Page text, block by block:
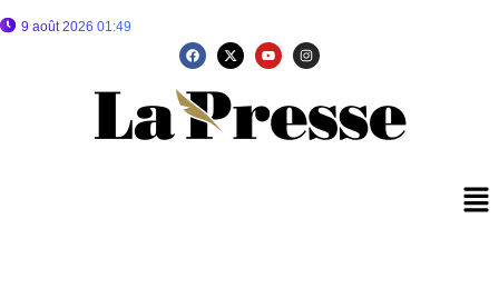
9 août 2026 01:49